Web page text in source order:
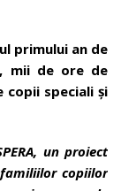
primului an de
mii de ore de
copii speciali și
un proiect
copiilor